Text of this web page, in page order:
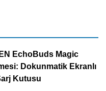
EchoBuds Magic
Dokunmatik Ekranlı
Kutusu